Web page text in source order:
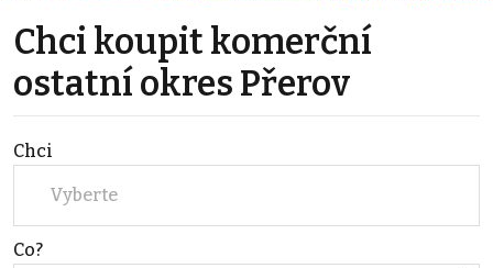
Chci koupit komerční
ostatní okres Přerov
Chci
Vyberte
Co?